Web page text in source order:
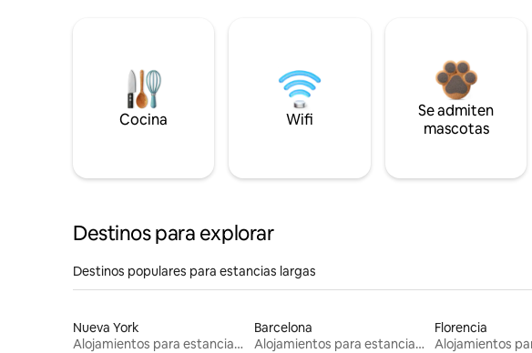
Cocina Wifi
Se admiten
mascotas
Destinos para explorar
Destinos populares para estancias largas
Nueva York
Alojamientos para estancias largas
Barcelona
Alojamientos para estancias largas
Florencia